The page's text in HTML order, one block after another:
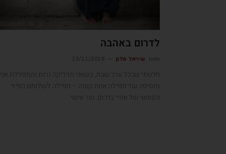
לדרום באהבה
שיראל פלק
חלטתי שבכל ערב שבת, כשאני מדליקה נרות ומתפללת אני
מוסיפה עוד תפילה אחת קטנה – תפילה לשלומם הפיזי
והנפשי של אחיי בדרום. טור אישי